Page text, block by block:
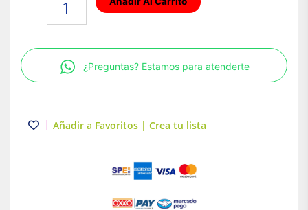
dirigible
GU5.3
Blanco
¿Preguntas? Estamos para atenderte
Añadir a Favoritos | Crea tu lista